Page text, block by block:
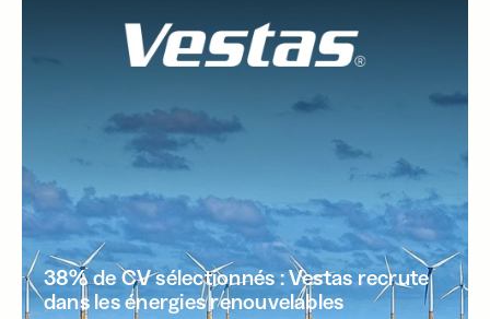
38% de CV sélectionnés : Vestas recrute
dans les énergies renouvelables